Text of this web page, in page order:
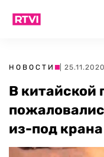
НОВОСТИ |
В китайской
из-под крана